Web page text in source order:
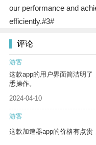
our performance and
efficiently.#3#
评论
游客
这款app的用户界面简洁明
悉操作。
2024-04-10
游客
这款加速器app的价格有点贵